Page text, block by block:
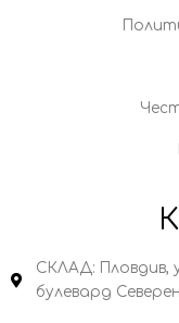
СКЛАД: Пловдив,
булевард